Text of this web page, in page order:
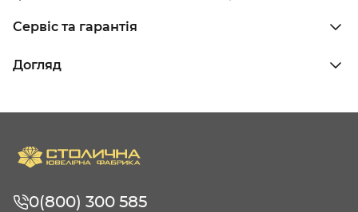
Сервіс та гарантія
Догляд
0(800) 300 585